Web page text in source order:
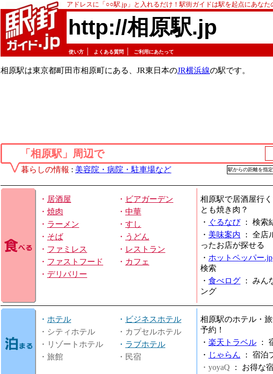
アドレスに「○○駅.jp」と入れるだけ！駅街ガイドは駅を起点にあなた
http://相原駅.jp
使い方 よくある質問 ご利用にあたって
相原駅は東京都町田市相原町にある、JR東日本のJR横浜線の駅です。
「相原駅」周辺で
暮らしの情報 : 美容院・病院・駐車場など 駅からの距離を指
・ 居酒屋 ・ ビアガーデン
・ 焼肉 ・ 中華
・ ラーメン ・ すし
・ そば ・ うどん
・ ファミレス ・ レストラン
・ ファストフード ・ カフェ
・ デリバリー
相原駅で居酒屋行
とも焼き肉？
・ ぐるなび： 検索
・ 美味案内 ： 全店
ったお店が探せる
・ ホットペッパー.jp
検索
・ 食べログ ： みん
ング
・ ホテル ・ ビジネスホテル
・シティホテル
・カプセルホテル
・リゾートホテル
・ ラブホテル
・旅館
・民宿
相原駅のホテル・
予約！
・ 楽天トラベル ：
・ じゃらん ： 宿泊
・yoyaQ ： お得な